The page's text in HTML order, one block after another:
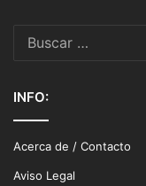
INFO:
Acerca de / Contacto
Aviso Legal